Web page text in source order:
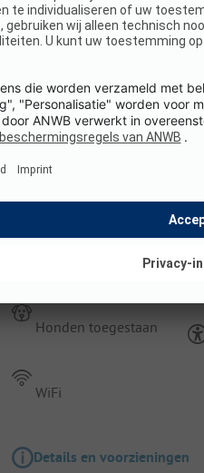
WiFi
Staanplaats
Honden toegestaan
WiFi
Details en voorzieningen